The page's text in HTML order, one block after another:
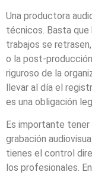
Una productora
técnicos. Basta que
trabajos se
o la post-
riguroso de la
llevar al día el
es una obligación
Es importante
grabación
tienes el control
los profesionales.